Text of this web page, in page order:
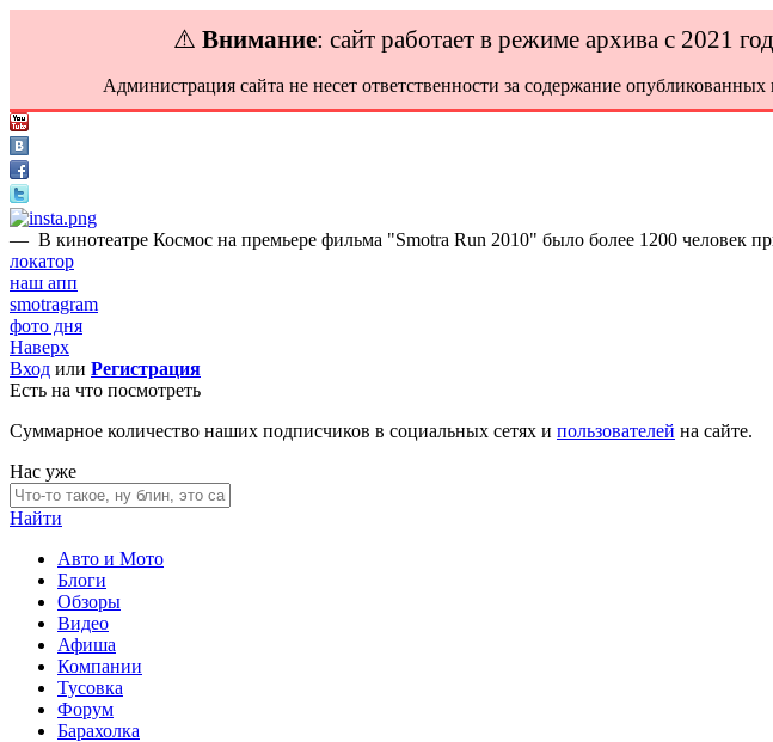
⚠️ Внимание: сайт работает в режиме архива с 2021
Администрация сайта не несет ответственности за содержание
— В кинотеатре Космос на премьере фильма "Smotra Run 2010" было более 1200 человек
локатор
наш апп
smotragram
фото дня
Наверх
Вход или Регистрация
Есть на что посмотреть
Суммарное количество наших подписчиков в социальных сетях и пользователей на сайте.
Нас уже
Найти
Авто и Мото
Блоги
Обзоры
Видео
Афиша
Компании
Тусовка
Форум
Барахолка